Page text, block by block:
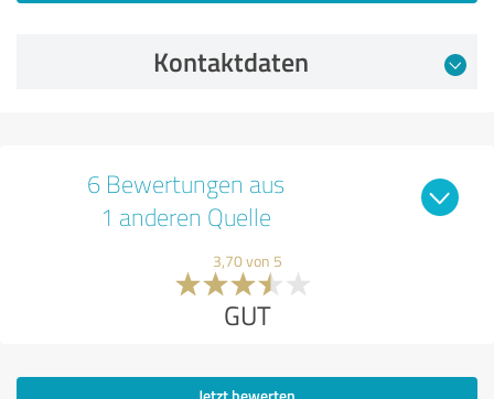
Kontaktdaten
6 Bewertungen aus
1 anderen Quelle
3,70 von 5
GUT
Jetzt bewerten